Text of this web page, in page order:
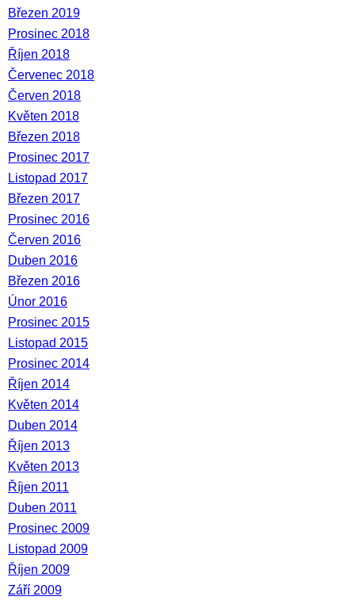
Březen 2019
Prosinec 2018
Říjen 2018
Červenec 2018
Červen 2018
Květen 2018
Březen 2018
Prosinec 2017
Listopad 2017
Březen 2017
Prosinec 2016
Červen 2016
Duben 2016
Březen 2016
Únor 2016
Prosinec 2015
Listopad 2015
Prosinec 2014
Říjen 2014
Květen 2014
Duben 2014
Říjen 2013
Květen 2013
Říjen 2011
Duben 2011
Prosinec 2009
Listopad 2009
Říjen 2009
Září 2009